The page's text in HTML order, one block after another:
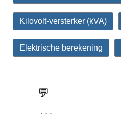
Kilovolt-versterker (kVA)
Elektrische berekening
💬